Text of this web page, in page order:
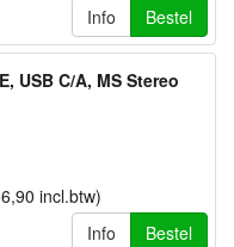
Info
Bestel
USB C/A, MS Stereo
,90 incl.btw)
Info
Bestel